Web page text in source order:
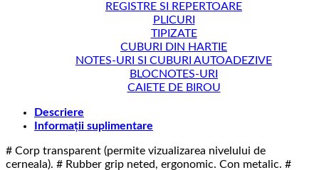
REGISTRE SI REPERTOARE
PLICURI
TIPIZATE
CUBURI DIN HARTIE
NOTES-URI SI CUBURI AUTOADEZIVE
BLOCNOTES-URI
CAIETE DE BIROU
Descriere
Informații suplimentare
# Corp transparent (permite vizualizarea nivelului de
cerneala). # Rubber grip neted, ergonomic. Con metalic. #